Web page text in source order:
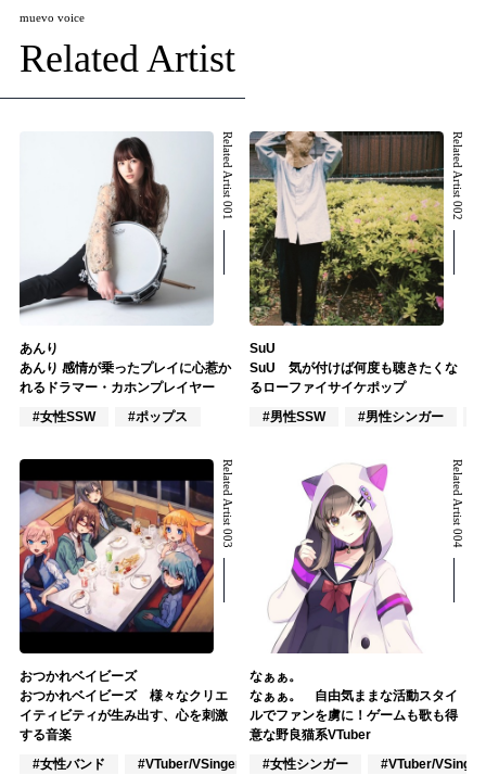
muevo voice
Related Artist
Related Artist 001
あんり
あんり 感情が乗ったプレイに心惹か
れるドラマー・カホンプレイヤー
#女性SSW
#ポップス
Related Artist 002
SuU
SuU 気が付けば何度も聴きたくな
るローファイサイケポップ
#男性SSW
#男性シンガー
Related Artist 003
おつかれベイビーズ
おつかれベイビーズ 様々なクリエ
イティビティが生み出す、心を刺激
する音楽
#女性バンド
#VTuber/VSinger #作詞/作曲家
Related Artist 004
なぁぁ。
なぁぁ。 自由気ままな活動スタイ
ルでファンを虜に！ゲームも歌も得
意な野良猫系VTuber
#女性シンガー
#VTuber/VSinger